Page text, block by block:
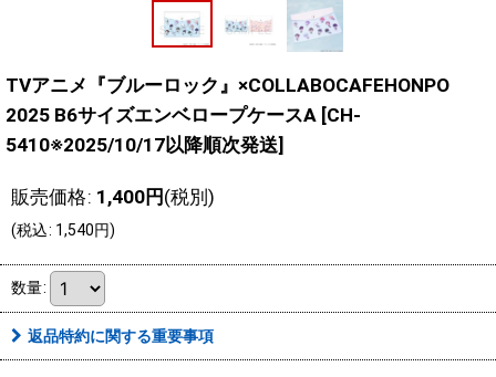
TVアニメ『ブルーロック』×COLLABOCAFEHONPO
2025 B6サイズエンベロープケースA [CH-
5410※2025/10/17以降順次発送]
販売価格: 1,400円 (税別)
(税込: 1,540円)
数量:
返品特約に関する重要事項